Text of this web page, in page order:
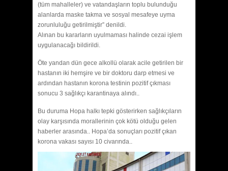
(tüm mahalleler) ve vatandaşların toplu bulunduğu
alanlarda maske takma ve sosyal mesafeye uyma
zorunluluğu getirilmiştir” denildi.
Alınan bu kararların uyulmaması halinde cezai işlem
uygulanacağı bildirildi.
Öte yandan dün gece alkollü olarak acile getirilen bir
hastanın iki hemşire ve bir doktoru darp etmesi ve
ardından hastanın korona testinin pozitif çıkması
sonucu 3 sağlıkçı karantinaya alındı..
Bu duruma Hopa halkı tepki gösterirken sağlıkçıların
olay karşısında morallerinin çok kötü olduğu gelen
haberler arasında.. Hopa’da sonuçları pozitif çıkan
korona vakası sayısı 10 civarında..